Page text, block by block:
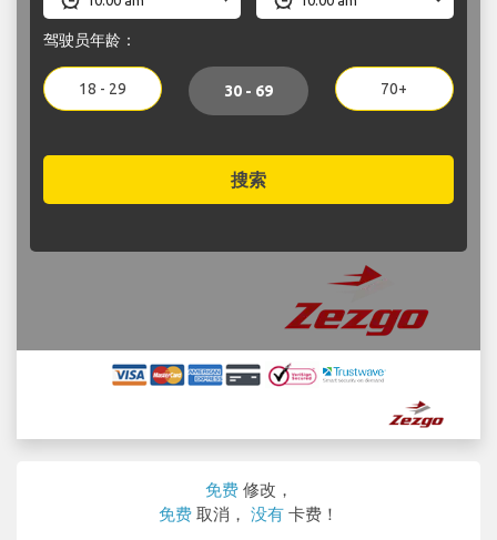
驾驶员年龄：
18 - 29 30 - 69 70+
搜索
免费 修改，
免费 取消， 没有 卡费！